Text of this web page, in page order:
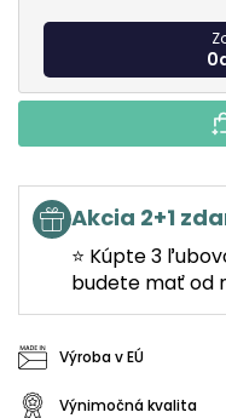
Akcia 2+1
⭐ Kúpte 3
budete mať od
Výroba v EÚ
Výnimočná kvalita